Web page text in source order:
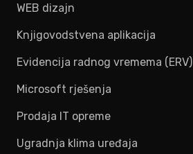
WEB dizajn
Knjigovodstvena aplikacija
Evidencija radnog vremema (ERV)
Microsoft rješenja
Prodaja IT opreme
Ugradnja klima uređaja